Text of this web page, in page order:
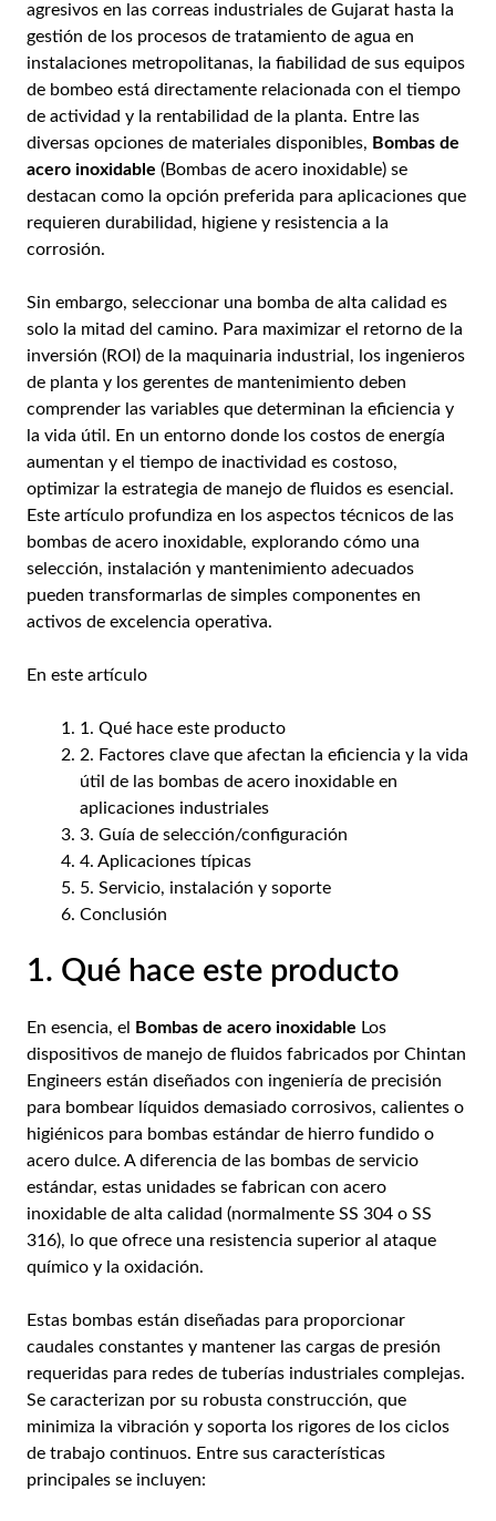
agresivos en las correas industriales de Gujarat hasta la
gestión de los procesos de tratamiento de agua en
instalaciones metropolitanas, la fiabilidad de sus equipos
de bombeo está directamente relacionada con el tiempo
de actividad y la rentabilidad de la planta. Entre las
diversas opciones de materiales disponibles, Bombas de
acero inoxidable (Bombas de acero inoxidable) se
destacan como la opción preferida para aplicaciones que
requieren durabilidad, higiene y resistencia a la
corrosión.
Sin embargo, seleccionar una bomba de alta calidad es
solo la mitad del camino. Para maximizar el retorno de la
inversión (ROI) de la maquinaria industrial, los ingenieros
de planta y los gerentes de mantenimiento deben
comprender las variables que determinan la eficiencia y
la vida útil. En un entorno donde los costos de energía
aumentan y el tiempo de inactividad es costoso,
optimizar la estrategia de manejo de fluidos es esencial.
Este artículo profundiza en los aspectos técnicos de las
bombas de acero inoxidable, explorando cómo una
selección, instalación y mantenimiento adecuados
pueden transformarlas de simples componentes en
activos de excelencia operativa.
En este artículo
1. Qué hace este producto
2. Factores clave que afectan la eficiencia y la vida
útil de las bombas de acero inoxidable en
aplicaciones industriales
3. Guía de selección/configuración
4. Aplicaciones típicas
5. Servicio, instalación y soporte
Conclusión
1. Qué hace este producto
En esencia, el Bombas de acero inoxidable Los
dispositivos de manejo de fluidos fabricados por Chintan
Engineers están diseñados con ingeniería de precisión
para bombear líquidos demasiado corrosivos, calientes o
higiénicos para bombas estándar de hierro fundido o
acero dulce. A diferencia de las bombas de servicio
estándar, estas unidades se fabrican con acero
inoxidable de alta calidad (normalmente SS 304 o SS
316), lo que ofrece una resistencia superior al ataque
químico y la oxidación.
Estas bombas están diseñadas para proporcionar
caudales constantes y mantener las cargas de presión
requeridas para redes de tuberías industriales complejas.
Se caracterizan por su robusta construcción, que
minimiza la vibración y soporta los rigores de los ciclos
de trabajo continuos. Entre sus características
principales se incluyen: